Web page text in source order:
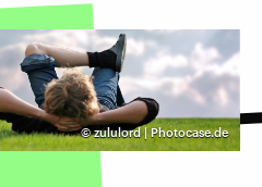
©zululord | Photocase.de